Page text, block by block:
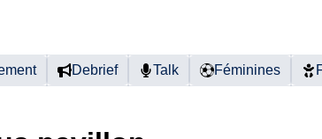
Debrief Talk Féminines